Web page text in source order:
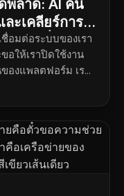
พลาด: AI ค้น
ะเคลียร์การ
ยในไม่กี่นาที
อมต่อระบบของเรา
อให้เราปิดใช้งาน
องแพลตฟอร์ม เรา
อมูลรายการหนึ่ง
ภายในเวลาไม่กี่